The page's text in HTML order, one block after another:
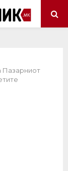
Пазарниот